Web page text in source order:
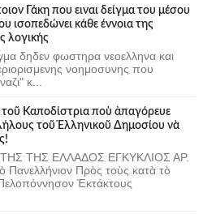
Γάκη που ειναι δείγμα του μέσου
ισοπεδώνει κάθε έννοια της
λογικής
δηδεν φωστηρα νεοελληνα και
νοημοσυνης που
κ...
τοῦ Καποδίστρια ποὺ ἀπαγόρευε
τοῦ Ἑλληνικοῦ Δημοσίου νὰ
ΤΗΣ ΕΛΛΑΔΟΣ ΕΓΚΥΚΛΙΟΣ ΑΡ.
Πανελλήνιον Πρὸς τοὺς κατὰ τὸ
Ἐκτάκτους